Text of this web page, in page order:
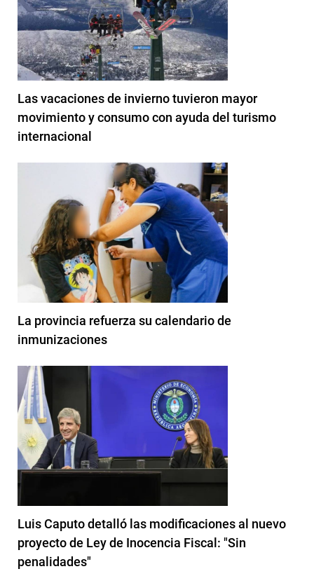
Las vacaciones de invierno tuvieron mayor
movimiento y consumo con ayuda del turismo
internacional
La provincia refuerza su calendario de
inmunizaciones
Luis Caputo detalló las modificaciones al nuevo
proyecto de Ley de Inocencia Fiscal: "Sin
penalidades"